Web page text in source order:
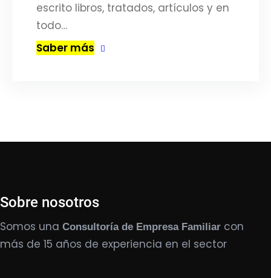
escrito libros, tratados, artículos y en
todo…
Saber más
Sobre nosotros
Somos una Consultoría de Empresa Familiar con
más de 15 años de experiencia en el sector